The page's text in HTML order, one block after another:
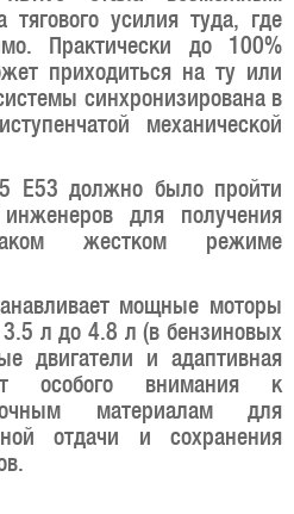
тягового усилия туда, где
Практически до 100%
приходиться на ту или
синхронизирована в
механической
E53 должно было пройти
для получения
жестком режиме
мощные моторы
л до 4.8 л (в бензиновых
двигатели и адаптивная
особого внимания к
материалам для
отдачи и сохранения